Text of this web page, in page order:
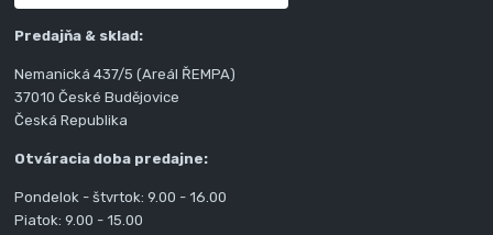
Predajňa & sklad:
Nemanická 437/5 (Areál ŘEMPA)
37010 České Budějovice
Česká Republika
Otváracia doba predajne:
Pondelok - štvrtok: 9.00 - 16.00
Piatok: 9.00 - 15.00